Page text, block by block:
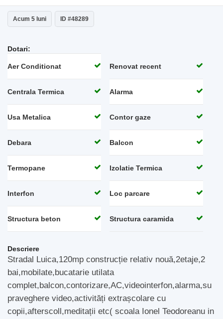
Acum 5 luni ID #48289
Dotari:
Aer Conditionat Renovat recent
Centrala Termica Alarma
Usa Metalica Contor gaze
Debara Balcon
Termopane Izolatie Termica
Interfon Loc parcare
Structura beton Structura caramida
Descriere
Stradal Luica,120mp construcție relativ nouă,2etaje,2
bai,mobilate,bucatarie utilata
complet,balcon,contorizare,AC,videointerfon,alarma,su
praveghere video,activități extrașcolare cu
copii,afterscoll,meditații etc( scoala Ionel Teodoreanu in